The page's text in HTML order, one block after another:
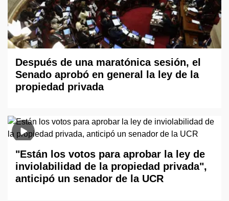
Después de una maratónica sesión, el
Senado aprobó en general la ley de la
propiedad privada
"Están los votos para aprobar la ley de
inviolabilidad de la propiedad privada",
anticipó un senador de la UCR